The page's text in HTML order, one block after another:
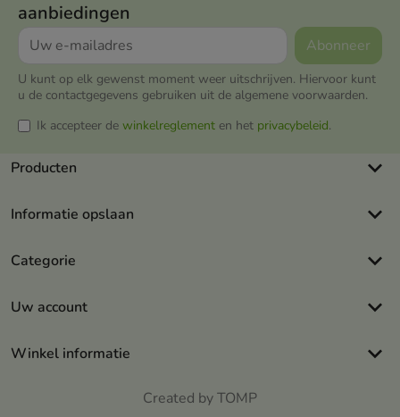
aanbiedingen
U kunt op elk gewenst moment weer uitschrijven. Hiervoor kunt
u de contactgegevens gebruiken uit de algemene voorwaarden.
Ik accepteer de winkelreglement en het privacybeleid.
Producten keyboard_arrow_down
Informatie opslaan keyboard_arrow_down
Categorie keyboard_arrow_down
Uw account keyboard_arrow_down
Winkel informatie keyboard_arrow_down
Created by TOMP